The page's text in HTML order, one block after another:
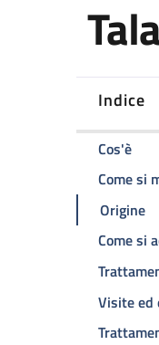
Indice
Cos'è
Come si
Origine
Come si
Visite ed